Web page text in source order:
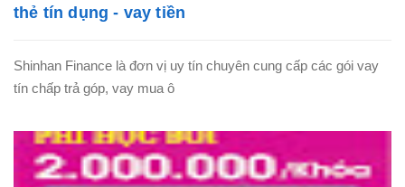
thẻ tín dụng - vay tiền
Shinhan Finance là đơn vị uy tín chuyên cung cấp các gói vay
tín chấp trả góp, vay mua ô